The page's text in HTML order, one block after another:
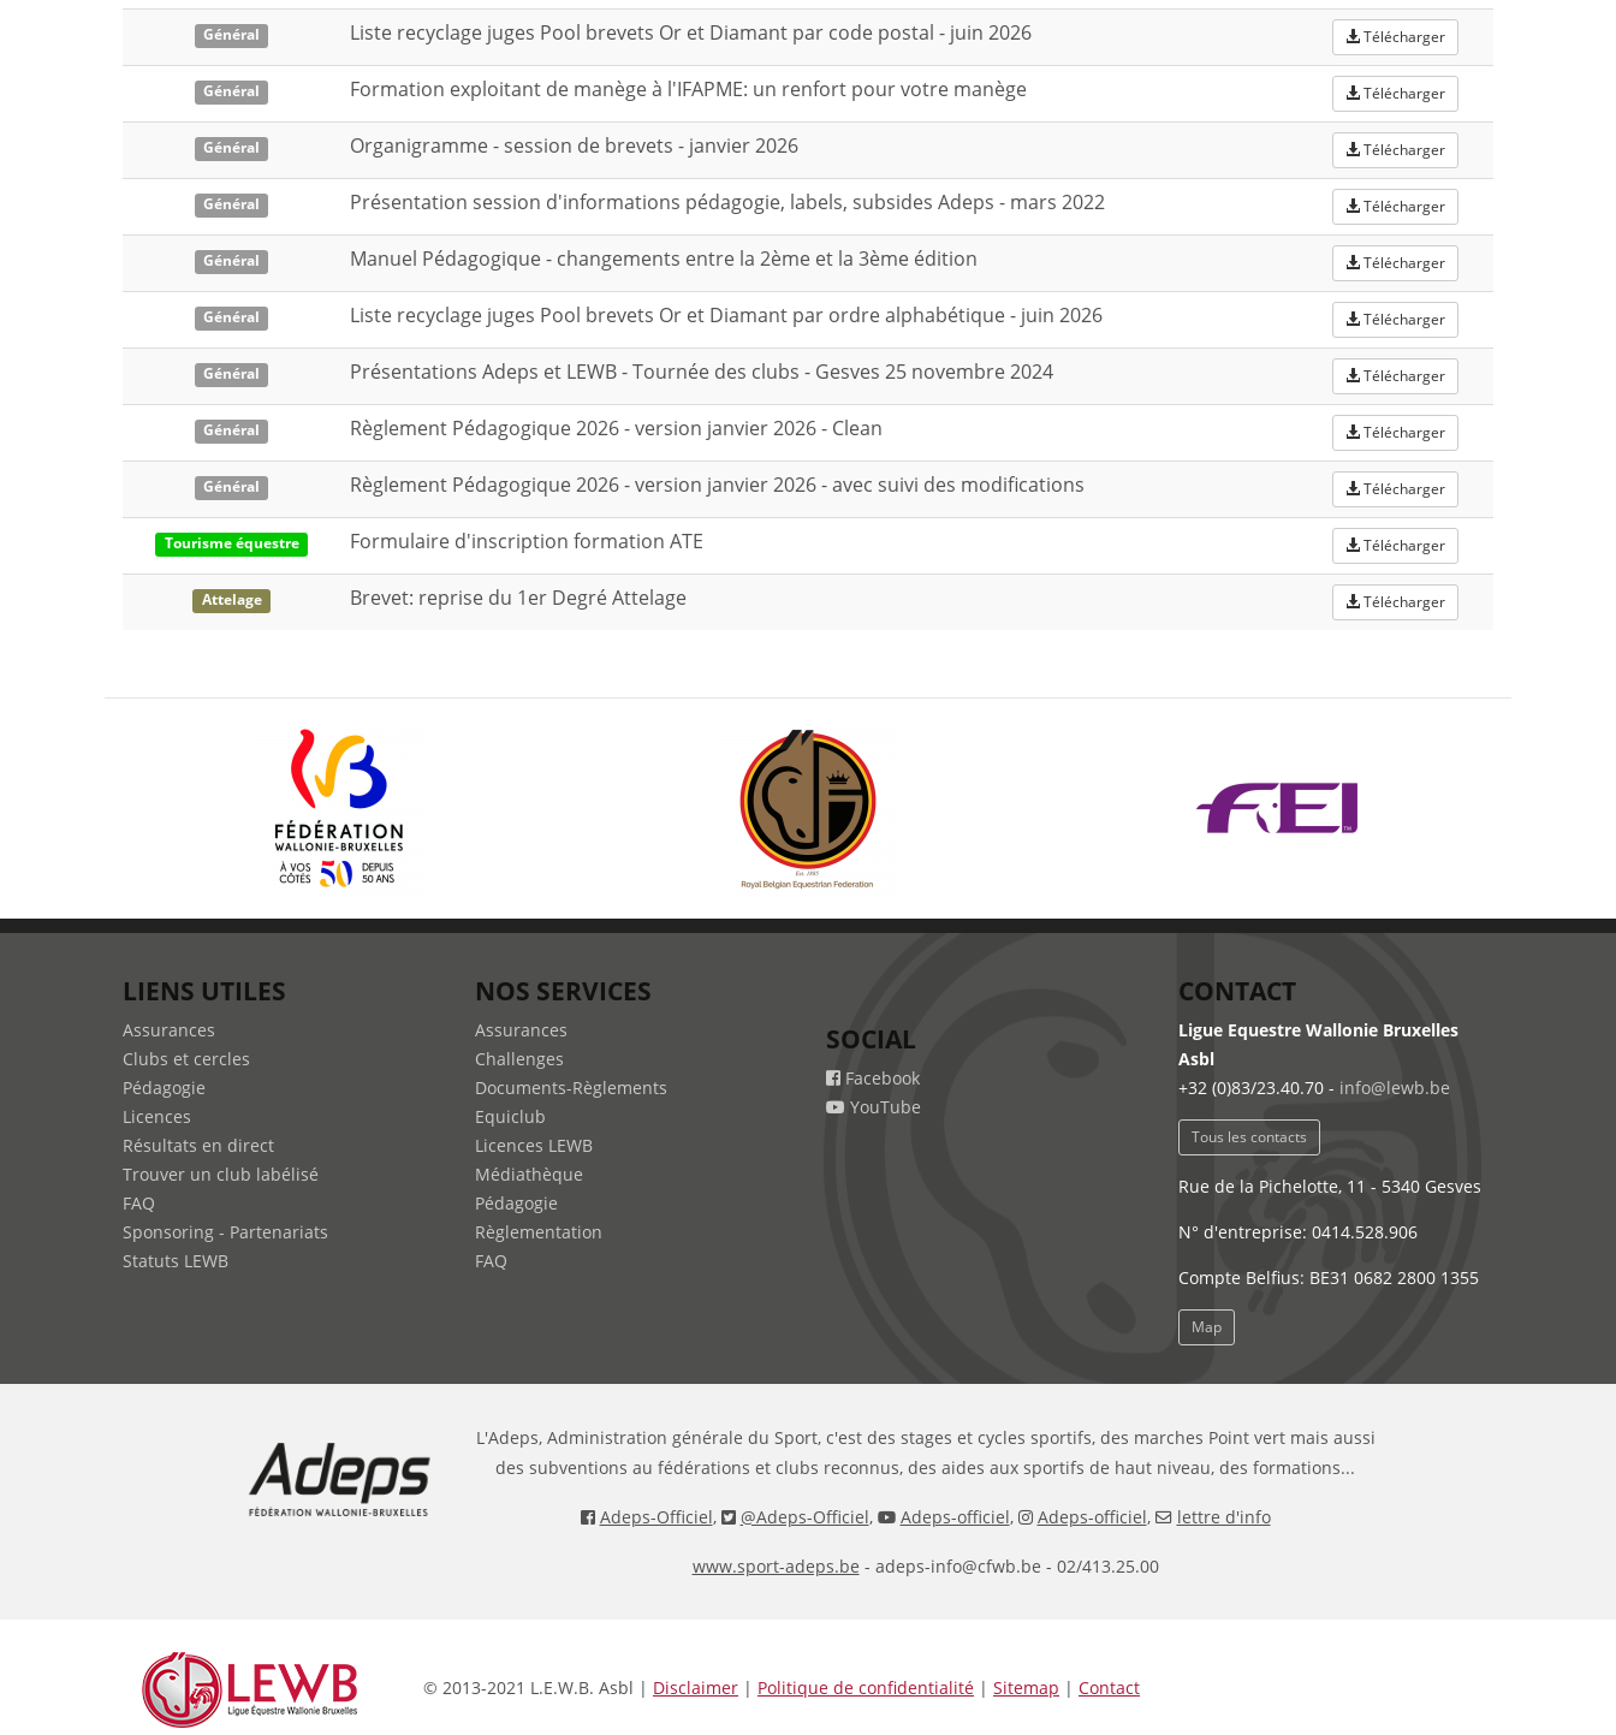
Général Liste recyclage juges Pool brevets Or et Diamant par code postal - juin 2026 Télécharger
Général Formation exploitant de manège à l'IFAPME: un renfort pour votre manège Télécharger
Général Organigramme - session de brevets - janvier 2026 Télécharger
Général Présentation session d'informations pédagogie, labels, subsides Adeps - mars 2022 Télécharger
Général Manuel Pédagogique - changements entre la 2ème et la 3ème édition Télécharger
Général Liste recyclage juges Pool brevets Or et Diamant par ordre alphabétique - juin 2026 Télécharger
Général Présentations Adeps et LEWB - Tournée des clubs - Gesves 25 novembre 2024 Télécharger
Général Règlement Pédagogique 2026 - version janvier 2026 - Clean Télécharger
Général Règlement Pédagogique 2026 - version janvier 2026 - avec suivi des modifications Télécharger
Tourisme équestre Formulaire d'inscription formation ATE Télécharger
Attelage Brevet: reprise du 1er Degré Attelage Télécharger
LIENS UTILES
Assurances
Clubs et cercles
Pédagogie
Licences
Résultats en direct
Trouver un club labélisé
FAQ
Sponsoring - Partenariats
Statuts LEWB
NOS SERVICES
Assurances
Challenges
Documents-Règlements
Equiclub
Licences LEWB
Médiathèque
Pédagogie
Règlementation
FAQ
SOCIAL
Facebook
YouTube
CONTACT
Ligue Equestre Wallonie Bruxelles
Asbl
+32 (0)83/23.40.70 - info@lewb.be
Tous les contacts
Rue de la Pichelotte, 11 - 5340 Gesves
N° d'entreprise: 0414.528.906
Compte Belfius: BE31 0682 2800 1355
Map
L'Adeps, Administration générale du Sport, c'est des stages et cycles sportifs, des marches Point vert mais aussi
des subventions au fédérations et clubs reconnus, des aides aux sportifs de haut niveau, des formations...
Adeps-Officiel, @Adeps-Officiel, Adeps-officiel, Adeps-officiel, lettre d'info
www.sport-adeps.be - adeps-info@cfwb.be - 02/413.25.00
© 2013-2021 L.E.W.B. Asbl | Disclaimer | Politique de confidentialité | Sitemap | Contact